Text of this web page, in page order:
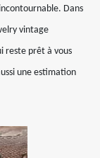
Dans
vintage
reste prêt à vous
une estimation